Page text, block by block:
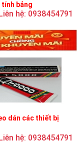
tính bảng
Liên hệ: 0938454791
dán các thiết bị
Liên hệ: 0938454791